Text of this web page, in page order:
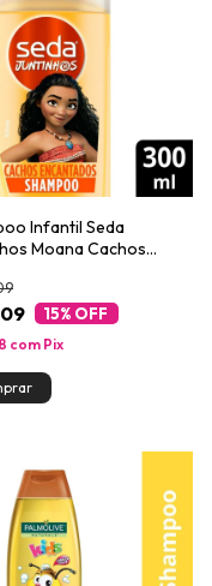
Infantil Seda
Moana Cachos
15% OFF
com Pix